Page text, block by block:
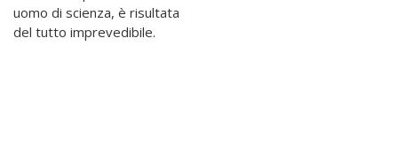
uomo di scienza, è risultata
del tutto imprevedibile.